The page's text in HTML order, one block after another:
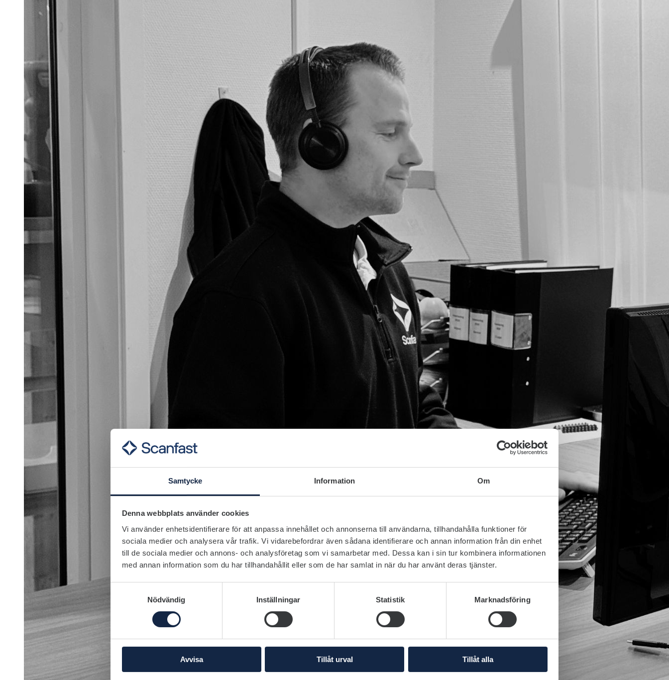
Samtycke Information Om
Denna webbplats använder cookies
Vi använder enhetsidentifierare för att anpassa innehållet och annonserna till användarna, tillhandahålla funktioner för
sociala medier och analysera vår trafik. Vi vidarebefordrar även sådana identifierare och annan information från din enhet
till de sociala medier och annons- och analysföretag som vi samarbetar med. Dessa kan i sin tur kombinera informationen
med annan information som du har tillhandahållit eller som de har samlat in när du har använt deras tjänster.
Nödvändig
Inställningar Statistik Marknadsföring
Avvisa Tillåt urval Tillåt alla